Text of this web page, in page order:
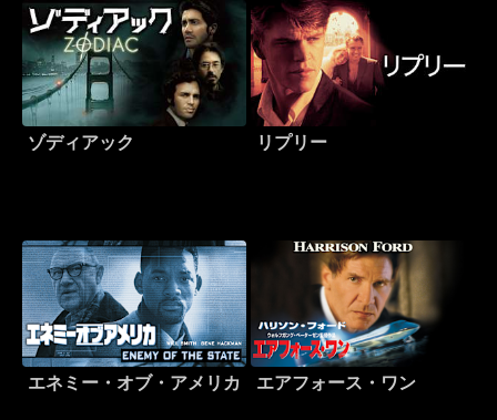
ゾディアック リプリー
エネミー・オブ・アメリカ エアフォース・ワン